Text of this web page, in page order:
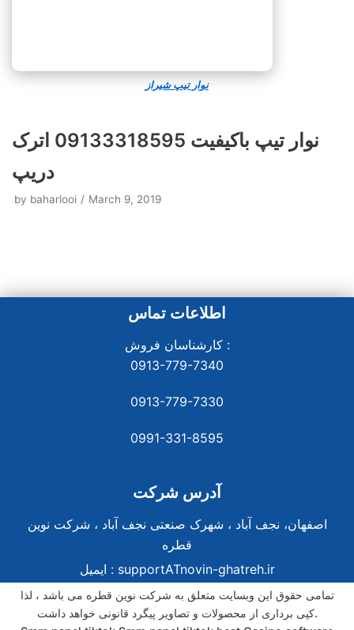
نوار تیپ شیراز
نوار تیپ باکیفیت 09133318595 اترک
دریپ
by baharlooi March 9, 2019
اطلاعات تماس
کارشناسان فروش :
0913-779-7340
0913-779-7330
0991-331-8595
آدرس شرکت
اصفهان، نجف آباد ، شهرک صنعتی نجف آباد ، شرکت نوین
قطره
ایمیل : supportATnovin-ghatreh.ir
تمامی حقوق این وبسایت متعلق به شرکت نوین قطره می باشد ، لذا
کپی برداری از محصولات و تصاویر پیگرد قانونی خواهد داشت.